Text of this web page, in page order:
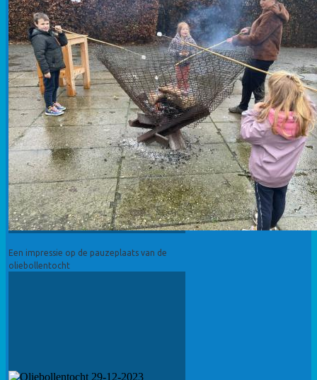
Een impressie op de pauzeplaats van de
oliebollentocht